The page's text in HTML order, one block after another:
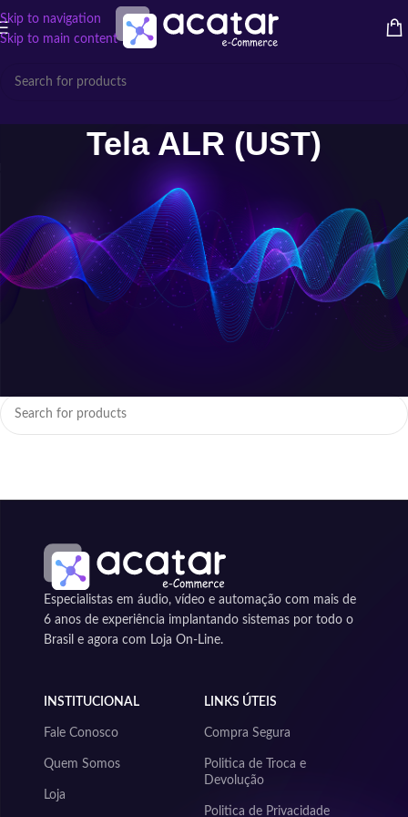
Skip to navigation
Skip to main content
Tela ALR (UST)
Tela ALR (UST): Imagem Perfeita
Mesmo com Luz Ambiente
Aproveite o máximo dos projetores de ultra curta distância comTelas
ALR (UST). Qualidade de imagem superior e contraste elevado, mesmo
em ambientes claros.
Tela ALR (UST)
Especialistas em áudio, vídeo e automação com mais de
6 anos de experiência implantando sistemas por todo o
Brasil e agora com Loja On-Line.
INSTITUCIONAL
Fale Conosco
Quem Somos
Loja
LINKS ÚTEIS
Compra Segura
Politica de Troca e
Devolução
Politica de Privacidade